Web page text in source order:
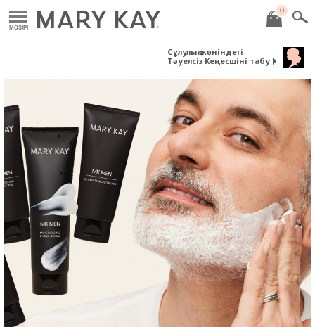
MӘЗІРІ
0
Сұлулық жөніндегі
Тәуелсіз Кеңесшіні табу